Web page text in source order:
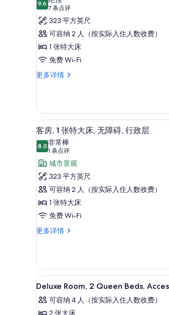
缸
的
所
有
照
片
无
碍,
浴
更
多
息
客
房,
1
张
特
大
池
景
观,
行
政
层
的
所
有
照
9.69.6 分，满分 10 分
7 条点评
(7
条
点
评)
323 平方英尺
可容纳 2 人（按实际入住人数收费）
1 张特大床
免费 Wi-Fi
更多详情
客
特
大
床,
池
观,
行
政
层
更
信
息
显
示
客
房,
1
张
特
大
床,
碍,
行
政
层
高档床上
6
客房, 1 张特大床, 无障碍, 行政层
8.08.0 分，满分 10 分
非常棒
1 条点评
(1
条
点
评)
城市景观
323 平方英尺
可容纳 2 人（按实际入住人数收费）
1 张特大床
免费 Wi-Fi
更多详情
客
特
大
床,
障
碍,
显
示
Deluxe
高档床上
2
Deluxe Room, 2 Queen Beds,
可容纳 4 人（按实际入住人数收费）
2 张大床